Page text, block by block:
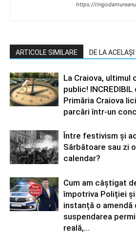
https://
ARTICOLE SIMILARE DE LA
La Craiova,
public!
Primăria Craiova
parcări într-un
Între festivism și
Sărbătoare sau zi
calendar?
Cum am câștigat
împotriva Poliției și
instanță o amendă
suspendarea
reală,...